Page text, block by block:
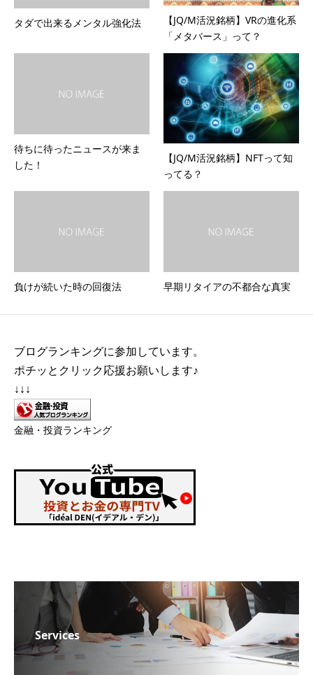
タダで出来るメンタル強化法
【JQ/M活況銘柄】VRの進化系
「メタバース」って？
待ちに待ったニュースが来ま
した！
【JQ/M活況銘柄】NFTって知
ってる？
負けが続いた時の回復法 早期リタイアの不都合な真実
ブログランキングに参加しています。
ポチッとクリック応援お願いします♪
↓↓↓
金融・投資ランキング
Services